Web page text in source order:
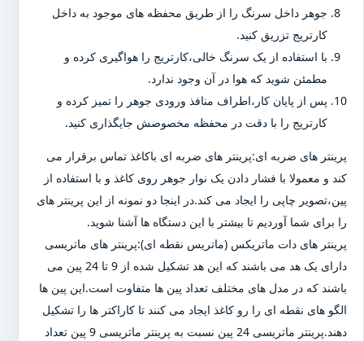
جوهر داخل سرنگ را از طریق محفظه های موجود به داخل
کارتریج تزریق کنید.
با استفاده از یک سرنگ خالی،کارتریج را هواگیری کرده و
مطمئن شوید که هوا در آن وجود ندارد.
پس از پایان کار،اطراف منافذ ورودی جوهر را تمیز کرده و
کارتریج را با دقت در محفظه مخصوصش جایگذاری کنید.
پرینتر های ضربه ای:پرینتر های ضربه ای باکاغذ تماس برقرار می
کند و معمولا با فشار دادن یک نوار جوهر روی کاغذ و با استفاده از
پین،تصویر چاپی را ایجاد می کند.در اینجا دو نمونه از این پرینتر های
را برای شما آوردیم تا بیشتر با این دستگاه ها آشنا شوید.
پرینتر های دات ماتریکس (ماتریس نقطه ای):پرینتر های ماتریسی
دارای یک هد می باشند که این هد تشکیل شده از 9 تا 24 پین می
باشند که در مدل های مختلف تعداد پین ها متفاوت است.این پین ها
الگو های نقطه ای را رو کاغذ ایجاد می کنند تا کاراکتر ها را تشکیل
دهند.پرینتر ماتریسی 24 پین نسبت به پرینتر ماتریسی 9 پین تعداد